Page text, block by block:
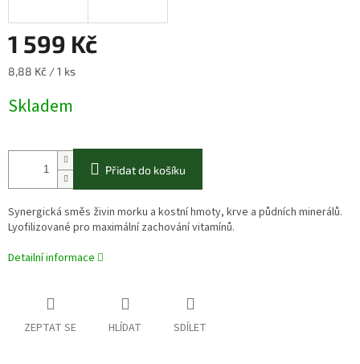
1 599 Kč
Měrná
8,88 Kč / 1 ks
Skladem
Přidat do košíku
Synergická směs živin morku a kostní hmoty, krve a půdních minerálů.
Lyofilizované pro maximální zachování vitamínů.
Detailní informace
ZEPTAT SE HLÍDAT SDÍLET